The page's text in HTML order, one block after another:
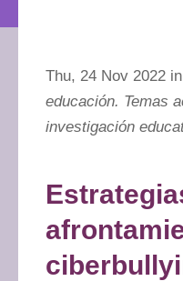
Thu, 24 Nov 2022 in
educación. Temas
investigación